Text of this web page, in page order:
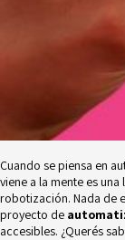
Cuando se piensa en
viene a la mente es
robotización. Nada de
proyecto de
accesibles. ¿Querés